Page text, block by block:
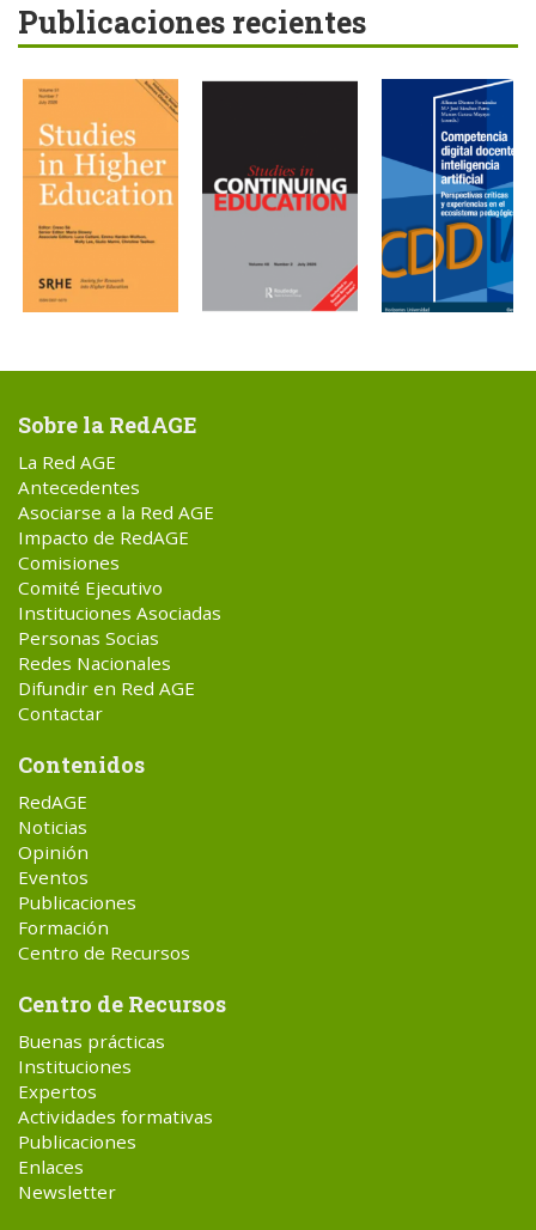
Publicaciones recientes
Sobre la RedAGE
La Red AGE
Antecedentes
Asociarse a la Red AGE
Impacto de RedAGE
Comisiones
Comité Ejecutivo
Instituciones Asociadas
Personas Socias
Redes Nacionales
Difundir en Red AGE
Contactar
Contenidos
RedAGE
Noticias
Opinión
Eventos
Publicaciones
Formación
Centro de Recursos
Centro de Recursos
Buenas prácticas
Instituciones
Expertos
Actividades formativas
Publicaciones
Enlaces
Newsletter